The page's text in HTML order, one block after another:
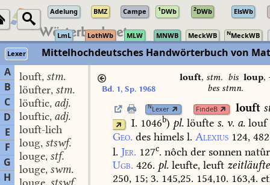
Adelung BMZ Campe 1DWb 2DWb ElsWb
LmL LothWb MLW MNWB MeckWB NMeckWB
Lexer
Mittelhochdeutsches Handwörterbuch von
A
B
C
D
E
F
G
H
louft, stm.
löufter, stm.
löuftic, adj.
louftic, adj.
louft-lich
loug, stswf.
louge, stf.
louge, swm.
,
Bd. 1, Sp. 1968
louft, stm. bis loup,
bes stmn.
NLexer FindeB louft
I. 1046b) pl.löufte s.v.a.louf
Geo. des himels l. Alexius 124,
l. Jer. 127c. nôch der sonnen
Ugb. 426. pl. leufte, leuft zeitläufte
250, 15; 3. 145,25. 154,10. 163,4.